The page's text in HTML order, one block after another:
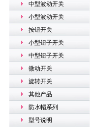
中型波动开关
小型波动开关
按钮开关
小型钮子开关
中型钮子开关
微动开关
旋转开关
其他产品
防水帽系列
型号说明